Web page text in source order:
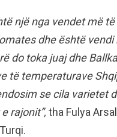
një nga vendet më
dhe është vendi
do toka juaj dhe
të temperaturave
se cila varietet
rajonit”, tha Fulya